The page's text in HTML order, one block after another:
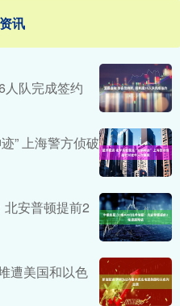
讯
人队完成签约
” 上海警方侦破
安普顿提前2
遭美国和以色